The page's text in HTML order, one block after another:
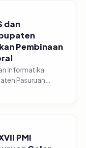
dan
Pembinaan
Informatika
Pasuruan
Statistik (BPS)
PMI